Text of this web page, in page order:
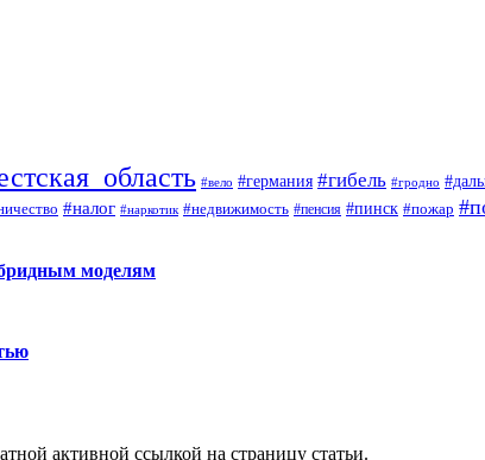
#вело #германия #гибель #гродно
#налог #наркотик #недвижимость #пенсия #пинск #пожар
моделям
активной ссылкой на страницу статьи.